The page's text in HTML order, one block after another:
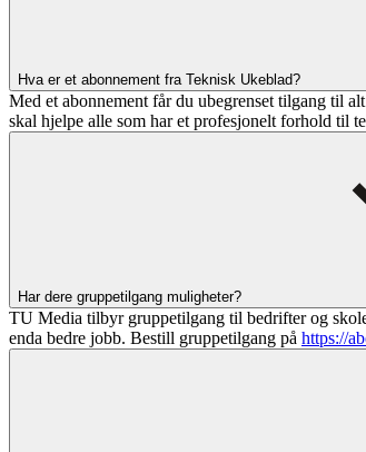
Hva er et abonnement fra Teknisk Ukeblad?
Med et abonnement får du ubegrenset tilgang til
skal hjelpe alle som har et profesjonelt forhold til
Har dere gruppetilgang muligheter?
TU Media tilbyr gruppetilgang til bedrifter og
enda bedre jobb. Bestill gruppetilgang på https://